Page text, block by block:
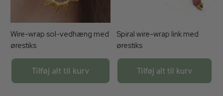
Wire-wrap sol-vedhæng med
ørestiks
Spiral wire-wrap link med
ørestiks